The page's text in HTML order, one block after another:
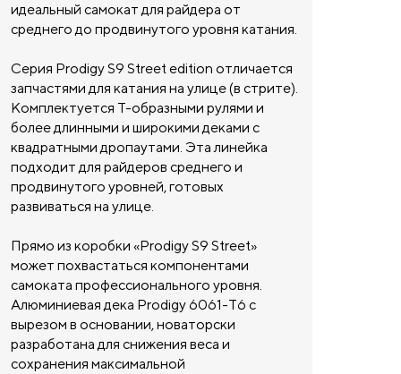
идеальный самокат для райдера от
среднего до продвинутого уровня катания.
Серия Prodigy S9 Street edition отличается
запчастями для катания на улице (в стрите).
Комплектуется Т-образными рулями и
более длинными и широкими деками с
квадратными дропаутами. Эта линейка
подходит для райдеров среднего и
продвинутого уровней, готовых
развиваться на улице.
Прямо из коробки «Prodigy S9 Street»
может похвастаться компонентами
самоката профессионального уровня.
Алюминиевая дека Prodigy 6061-T6 с
вырезом в основании, новаторски
разработана для снижения веса и
сохранения максимальной